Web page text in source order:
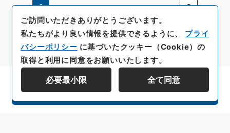
1
2
資料群階層を表示する
ご訪問いただきありがとうございます。
私たちがより良い情報を提供できるように、 プライ
バシーポリシー に基づいたクッキー（Cookie）の
取得と利用に同意をお願いいたします。
必要最小限 全て同意